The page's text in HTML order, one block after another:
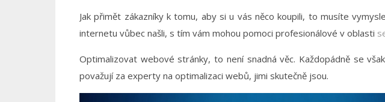
Jak přimět zákazníky k tomu, aby si u vás něco koupili, to musíte
internetu vůbec našli, s tím vám mohou pomoci profesionálové v oblasti
Optimalizovat webové stránky, to není snadná věc. Každopádně se
považují za experty na optimalizaci webů, jimi skutečně jsou.